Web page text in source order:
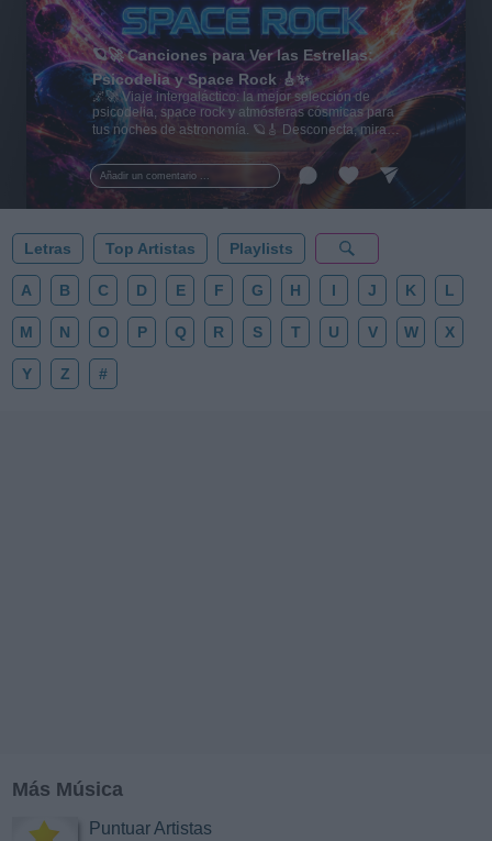
Añadir un comentario ...
🪐🚀 Canciones para Ver las Estrellas:
Psicodelia y Space Rock 🎸✨
🌌🚀 Viaje intergaláctico: la mejor selección de
psicodelia, space rock y atmósferas cósmicas para
tus noches de astronomía. 🪐🎸 Desconecta, mira
al firmamento y siente la gravedad cero. 💾 ¡Guarda
esta colección para tu próxima noche estrellada!
✨⭐
Letras Top Artistas Playlists
A B C D E F G H I J K L
M N O P Q R S T U V W X
Y Z #
Más Música
Puntuar Artistas